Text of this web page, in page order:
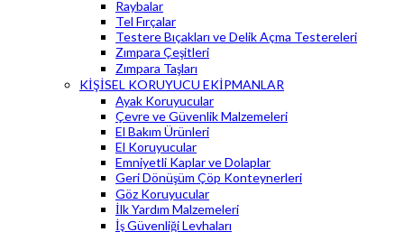
Raybalar
Tel Fırçalar
Testere Bıçakları ve Delik Açma Testereleri
Zımpara Çeşitleri
Zımpara Taşları
KİŞİSEL KORUYUCU EKİPMANLAR
Ayak Koruyucular
Çevre ve Güvenlik Malzemeleri
El Bakım Ürünleri
El Koruyucular
Emniyetli Kaplar ve Dolaplar
Geri Dönüşüm Çöp Konteynerleri
Göz Koruyucular
İlk Yardım Malzemeleri
İş Güvenliği Levhaları